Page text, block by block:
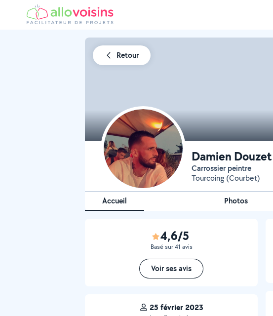
Retour
Damien Douzet
Carrossier peintre
Tourcoing (Courbet)
Accueil Photos
4,6/5
Basé sur 41 avis
Voir ses avis
25 février 2023